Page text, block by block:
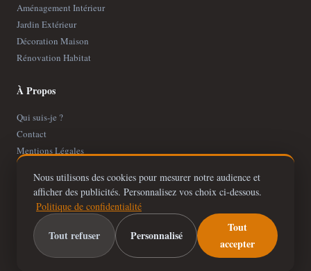
Aménagement Intérieur
Jardin Extérieur
Décoration Maison
Rénovation Habitat
À Propos
Qui suis-je ?
Contact
Mentions Légales
Plan de site
BricoloDuDimanche
— Tous droits réservés
Des astuces simples pour une maison belle, pratique et accueillante
Nous utilisons des cookies pour mesurer notre audience et
afficher des publicités. Personnalisez vos choix ci-dessous.
Politique de confidentialité
Tout refuser Personnalisé
Tout
accepter